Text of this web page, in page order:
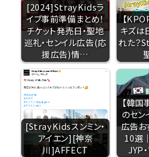
[2024]StrayKidsラ
イブ事前準備まとめ！
チケット発売日・聖地
巡礼・センイル広告(応
援広告)情…
【
キズは
れた？
[StrayKidsスンミン・
アイエン][神奈
川]AFFECT
【韓国
のセン
広告お
10選
JYP